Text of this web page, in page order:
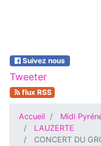
Suivez nous
Tweeter
flux RSS
Accueil Midi
LAUZERTE
CONCERT DU